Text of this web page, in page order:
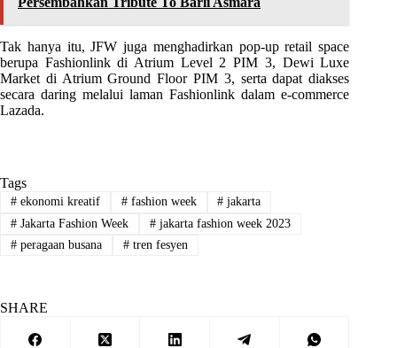
Tak hanya itu, JFW juga menghadirkan pop-up retail space
berupa Fashionlink di Atrium Level 2 PIM 3, Dewi Luxe
Market di Atrium Ground Floor PIM 3, serta dapat diakses
secara daring melalui laman Fashionlink dalam e-commerce
Lazada.
Tags
#ekonomi kreatif #fashion week # jakarta
#Jakarta Fashion Week #jakarta fashion week 2023
#peragaan busana #tren fesyen
SHARE